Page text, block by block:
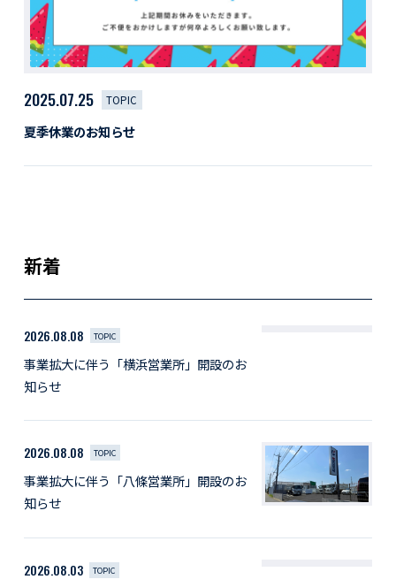
2025.07.25 TOPIC
夏季休業のお知らせ
新着
2026.08.08 TOPIC
事業拡大に伴う「横浜営業所」開設のお
知らせ
2026.08.08 TOPIC
事業拡大に伴う「八條営業所」開設のお
知らせ
2026.08.03 TOPIC